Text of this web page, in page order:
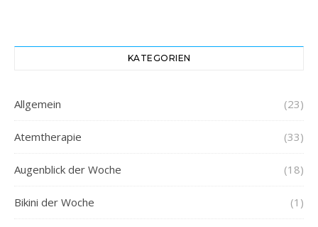
KATEGORIEN
Allgemein (23)
Atemtherapie (33)
Augenblick der Woche (18)
Bikini der Woche (1)